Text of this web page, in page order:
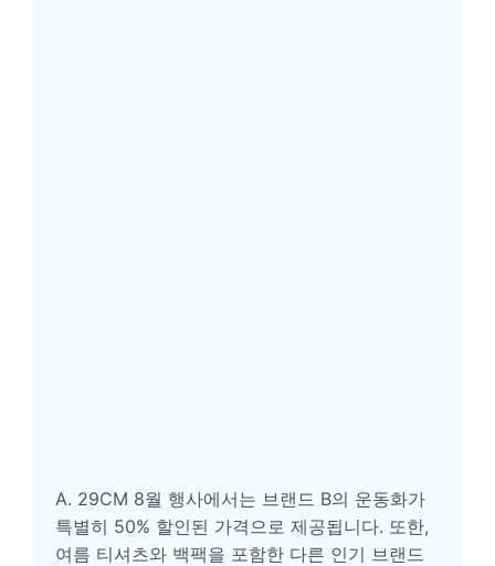
A. 29CM 8월 행사에서는 브랜드 B의 운동화가
특별히 50% 할인된 가격으로 제공됩니다. 또한,
여름 티셔츠와 백팩을 포함한 다른 인기 브랜드